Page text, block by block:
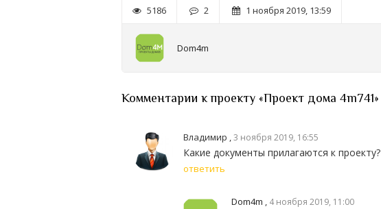
5186 2 1 ноября 2019, 13:59
Dom4m
Комментарии к проекту «Проект дома 4m741»
Владимир ,3 ноября 2019, 16:55
Какие документы прилагаются к проекту?
ответить
Dom4m , 4 ноября 2019, 11:00